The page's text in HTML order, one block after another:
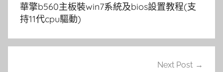
導
覽
華擎b560主板裝win7系統及bios設置教程(支
持11代cpu驅動)
Next Post